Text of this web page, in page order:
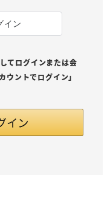
てログインまたは会
ントでログイン」